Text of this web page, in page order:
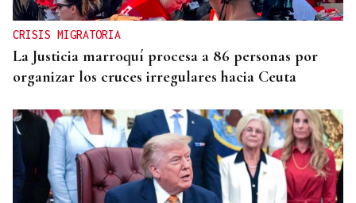
CRISIS MIGRATORIA
La Justicia marroquí procesa a 86 personas por
organizar los cruces irregulares hacia Ceuta